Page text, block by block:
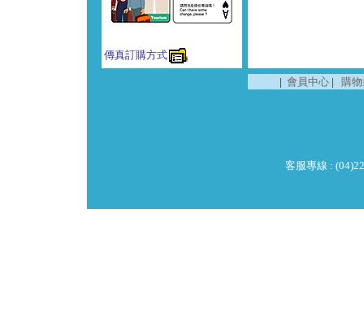
傳真訂購方式
| 會員中心| 購物
客服專線 :